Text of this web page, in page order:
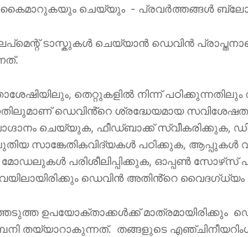
ചെയ്യും - പ്രവർത്തങ്ങൾ ബ്ലോഗ്
ടാസ്കുകൾ ചെയ്യാൻ ഡെവിൻ
തെറ്റുകളിൽ നിന്ന് പഠിക്കുന്നതിലും
ഡെവിൻ്റെ ശ്രദ്ധേയമായ
ചെയ്യുക, ഫീഡ്‌ബാക്ക് സ്വീകരിക്കുക,
സാങ്കേതികവിദ്യകൾ പഠിക്കുക,
മോഡലുകൾ പരിശീലിപ്പിക്കുക, ഓപ്പൺ സോഴ്‌സ്
ഡെവിൻ അതിൻ്റെ വൈദഗ്ധ്യം
ഉപയോക്താക്കൾക്ക് മാത്രമായിരിക്കും
തയ്യാറാകുന്നത്. തങ്ങളുടെ എഞ്ചിനീയറിംഗ്